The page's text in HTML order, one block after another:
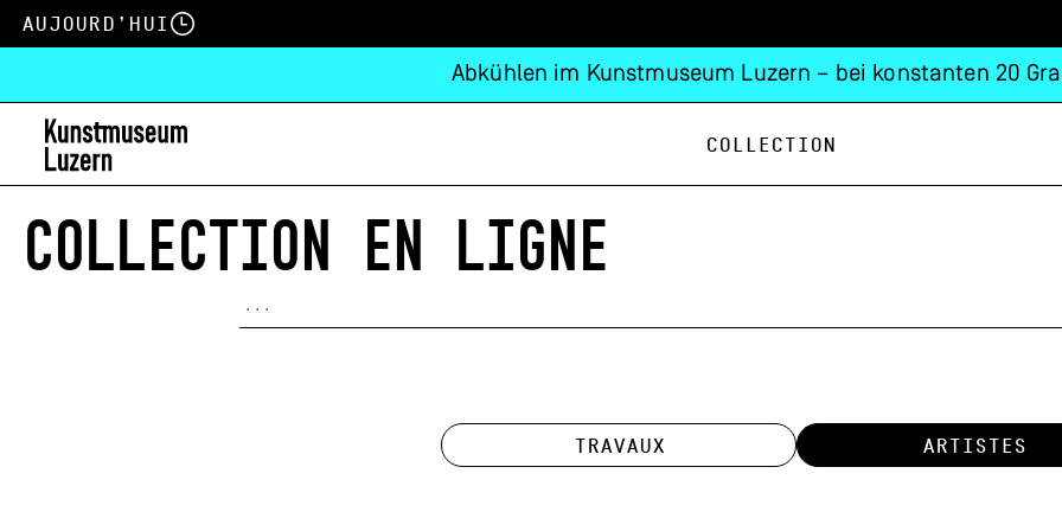
Aujourd’hui
Abkühlen im Kunstmuseum Luzern – bei konstanten 20
Collection
COLLECTION EN LIGNE
TRAVAUX ARTISTES